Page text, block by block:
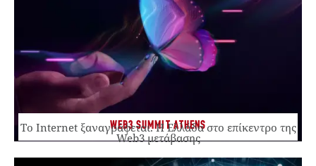
WEB3 SUMMIT ATHENS
Το Internet ξαναγράφεται. Η Ελλάδα στο επίκεντρο της
Web3 μετάβασης